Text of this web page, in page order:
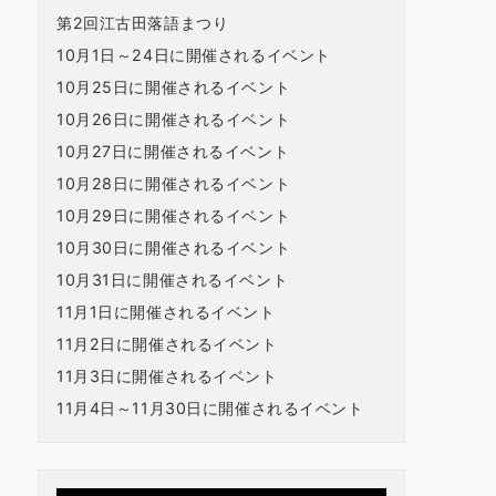
第2回江古田落語まつり
10月1日～24日に開催されるイベント
10月25日に開催されるイベント
10月26日に開催されるイベント
10月27日に開催されるイベント
10月28日に開催されるイベント
10月29日に開催されるイベント
10月30日に開催されるイベント
10月31日に開催されるイベント
11月1日に開催されるイベント
11月2日に開催されるイベント
11月3日に開催されるイベント
11月4日～11月30日に開催されるイベント